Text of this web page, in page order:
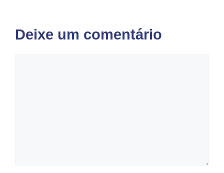
Deixe um comentário